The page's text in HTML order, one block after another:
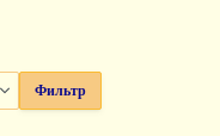
Фильтр